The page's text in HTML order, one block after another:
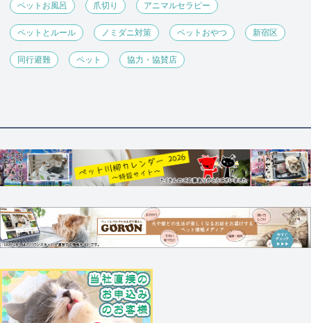
ペットお風呂 爪切り アニマルセラピー
ペットとルール ノミダニ対策 ペットおやつ 新宿区
同行避難 ペット 協力・協賛店